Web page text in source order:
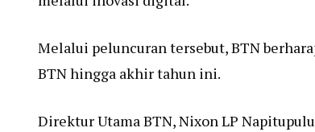
Melalui peluncuran tersebut, BTN
BTN hingga akhir tahun ini.
Direktur Utama BTN, Nixon LP